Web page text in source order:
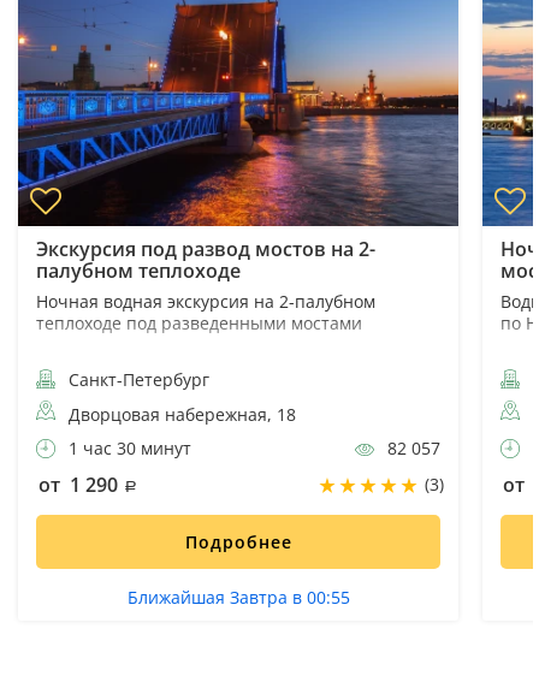
Экскурсия под развод мостов на 2-
палубном теплоходе
Ночная водная экскурсия на 2-палубном
теплоходе под разведенными мостами
Санкт-Петербург
Дворцовая набережная, 18
1 час 30 минут
82 057
от 1 290 (3)
Подробнее
Ближайшая Завтра в 00:55
по
от